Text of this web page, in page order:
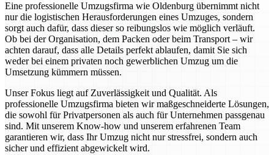
Eine professionelle Umzugsfirma wie Oldenburg übernimmt nicht
nur die logistischen Herausforderungen eines Umzuges, sondern
sorgt auch dafür, dass dieser so reibungslos wie möglich verläuft.
Ob bei der Organisation, dem Packen oder beim Transport – wir
achten darauf, dass alle Details perfekt ablaufen, damit Sie sich
weder bei einem privaten noch gewerblichen Umzug um die
Umsetzung kümmern müssen.
Unser Fokus liegt auf Zuverlässigkeit und Qualität. Als
professionelle Umzugsfirma bieten wir maßgeschneiderte Lösungen,
die sowohl für Privatpersonen als auch für Unternehmen passgenau
sind. Mit unserem Know-how und unserem erfahrenen Team
garantieren wir, dass Ihr Umzug nicht nur stressfrei, sondern auch
sicher und effizient abgewickelt wird.